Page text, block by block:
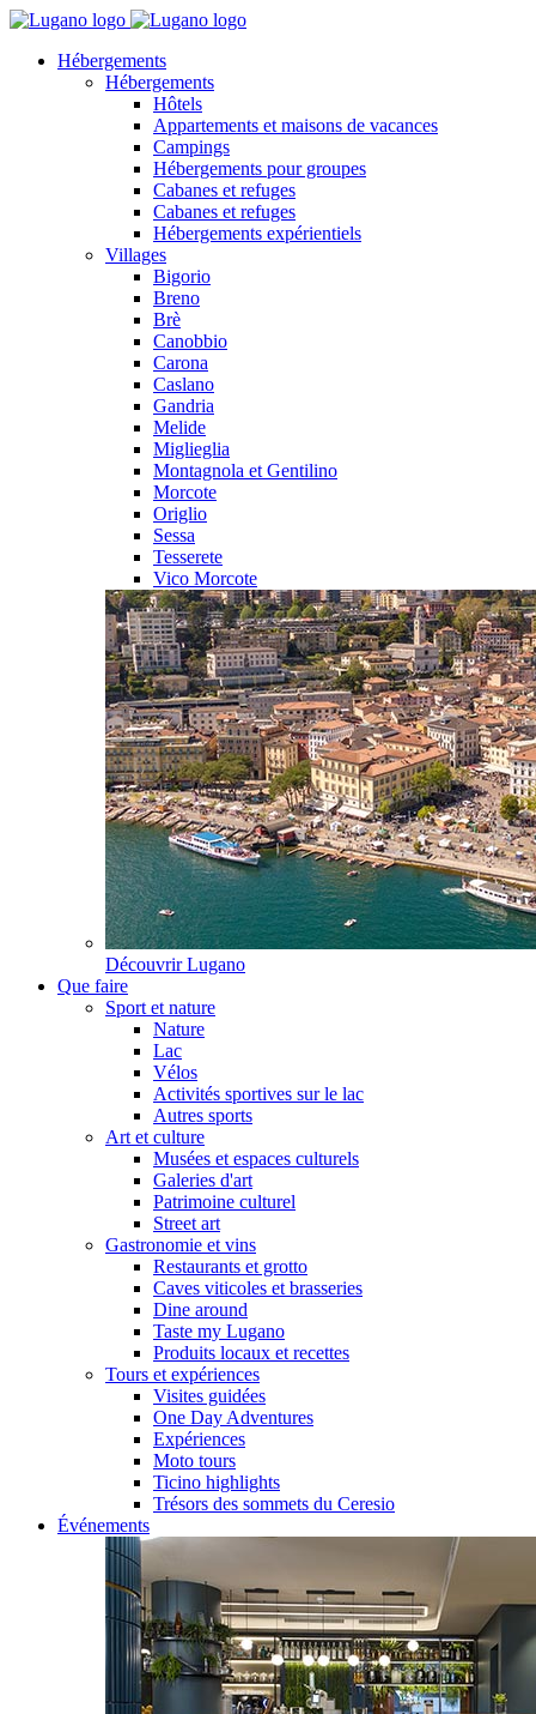
Hébergements
Hébergements
Hôtels
Appartements et maisons de vacances
Campings
Hébergements pour groupes
Cabanes et refuges
Cabanes et refuges
Hébergements expérientiels
Villages
Bigorio
Breno
Brè
Canobbio
Carona
Caslano
Gandria
Melide
Miglieglia
Montagnola et Gentilino
Morcote
Origlio
Sessa
Tesserete
Vico Morcote
Découvrir Lugano
Que faire
Sport et nature
Nature
Lac
Vélos
Activités sportives sur le lac
Autres sports
Art et culture
Musées et espaces culturels
Galeries d'art
Patrimoine culturel
Street art
Gastronomie et vins
Restaurants et grotto
Caves viticoles et brasseries
Dine around
Taste my Lugano
Produits locaux et recettes
Tours et expériences
Visites guidées
One Day Adventures
Expériences
Moto tours
Ticino highlights
Trésors des sommets du Ceresio
Événements